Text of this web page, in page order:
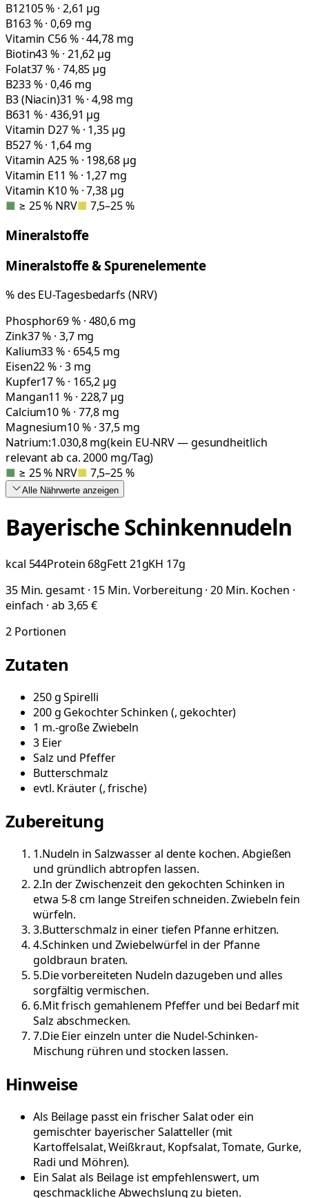
B12105 % · 2,61 µg
B163 % · 0,69 mg
Vitamin C56 % · 44,78 mg
Biotin43 % · 21,62 µg
Folat37 % · 74,85 µg
B233 % · 0,46 mg
B3 (Niacin)31 % · 4,98 mg
B631 % · 436,91 µg
Vitamin D27 % · 1,35 µg
B527 % · 1,64 mg
Vitamin A25 % · 198,68 µg
Vitamin E11 % · 1,27 mg
Vitamin K10 % · 7,38 µg
■ ≥ 25 % NRV■ 7,5–25 %
Mineralstoffe
Mineralstoffe & Spurenelemente
% des EU-Tagesbedarfs (NRV)
Phosphor69 % · 480,6 mg
Zink37 % · 3,7 mg
Kalium33 % · 654,5 mg
Eisen22 % · 3 mg
Kupfer17 % · 165,2 µg
Mangan11 % · 228,7 µg
Calcium10 % · 77,8 mg
Magnesium10 % · 37,5 mg
Natrium:1.030,8mg(kein EU-NRV — gesundheitlich
relevant ab ca. 2000 mg/Tag)
■ ≥ 25 % NRV■ 7,5–25 %
Alle Nährwerte anzeigen
Bayerische Schinkennudeln
kcal 544Protein 68gFett21gKH 17g
35 Min. gesamt · 15 Min. Vorbereitung · 20 Min. Kochen ·
einfach · ab 3,65 €
2 Portionen
Zutaten
250gSpirelli
200g Gekochter Schinken (, gekochter)
1 m.-großeZwiebeln
3 Eier
Salz und Pfeffer
Butterschmalz
evtl. Kräuter(, frische)
Zubereitung
1.Nudeln in Salzwasser al dente kochen. Abgießen
und gründlich abtropfen lassen.
2.In der Zwischenzeit den gekochten Schinken in
etwa 5-8 cm lange Streifen schneiden. Zwiebeln fein
würfeln.
3.Butterschmalz in einer tiefen Pfanne erhitzen.
4.Schinken und Zwiebelwürfel in der Pfanne
goldbraun braten.
5.Die vorbereiteten Nudeln dazugeben und alles
sorgfältig vermischen.
6.Mit frisch gemahlenem Pfeffer und bei Bedarf mit
Salz abschmecken.
7.Die Eier einzeln unter die Nudel-Schinken-
Mischung rühren und stocken lassen.
Hinweise
Als Beilage passt ein frischer Salat oder ein
gemischter bayerischer Salatteller (mit
Kartoffelsalat, Weißkraut, Kopfsalat, Tomate, Gurke,
Radi und Möhren).
Ein Salat als Beilage ist empfehlenswert, um
geschmackliche Abwechslung zu bieten.